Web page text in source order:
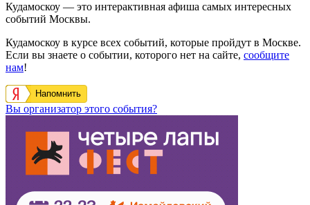
Кудамоскоу — это интерактивная афиша самых интересных
событий Москвы.
Кудамоскоу в курсе всех событий, которые пройдут в Москве.
Если вы знаете о событии, которого нет на сайте, сообщите
нам!
Напомнить
Вы организатор этого события?